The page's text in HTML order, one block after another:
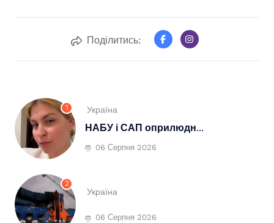
Поділитись:
1 Україна
НАБУ і САП оприлюдн...
06 Серпня 2026
2
Україна
06 Серпня 2026